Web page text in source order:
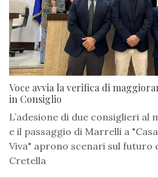
Voce avvia la verifica di
in Consiglio
L’adesione di due consiglieri al
e il passaggio di Marrelli a
Viva" aprono scenari sul futuro
Cretella